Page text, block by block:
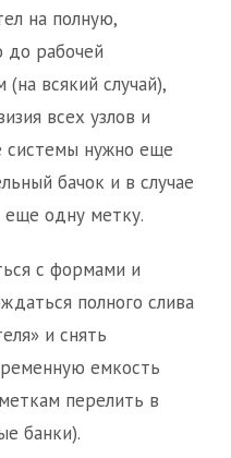
на полную,
до рабочей
всякий случай),
всех узлов и
системы нужно еще
бачок и в случае
еще одну метку.
с формами и
полного слива
и снять
емкость
перелить в
банки).